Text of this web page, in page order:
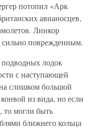
потопил «Арк
авианосцев,
Линкор
сильно поврежденным.
лодок
с наступающей
слишком большой
из вида, но если
то могли быть
ближнего кольца